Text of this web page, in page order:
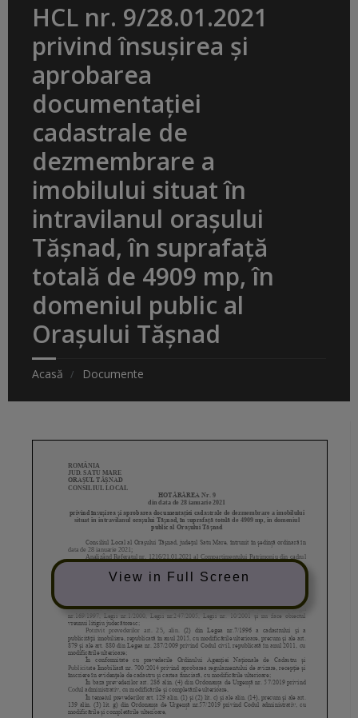
HCL nr. 9/28.01.2021
privind însuşirea și
aprobarea
documentaţiei
cadastrale de
dezmembrare a
imobilului situat în
intravilanul orașului
Tășnad, în suprafață
totală de 4909 mp, în
domeniul public al
Orașului Tășnad
Acasă Documente
View in Full Screen